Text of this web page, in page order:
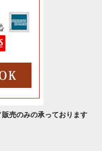
売のみの承っております